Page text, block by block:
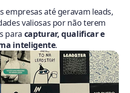
empresas até geravam leads,
valiosas por não terem
para capturar, qualificar e
inteligente.